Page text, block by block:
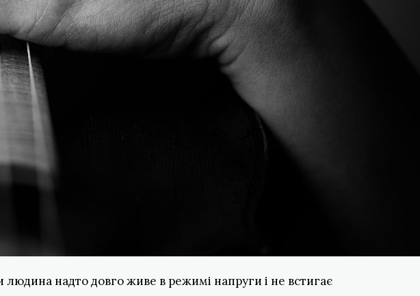
надто довго живе в режимі напруги і не встигає